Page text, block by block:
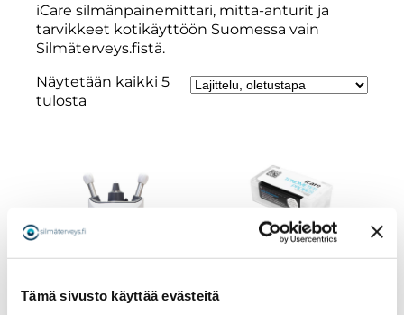
Tämä sivusto käyttää evästeitä
iCare silmänpainemittari, mitta-anturit ja
tarvikkeet kotikäyttöön Suomessa vain
Silmäterveys.fistä.
Näytetään kaikki 5
tulosta
ICARE HOME- JA